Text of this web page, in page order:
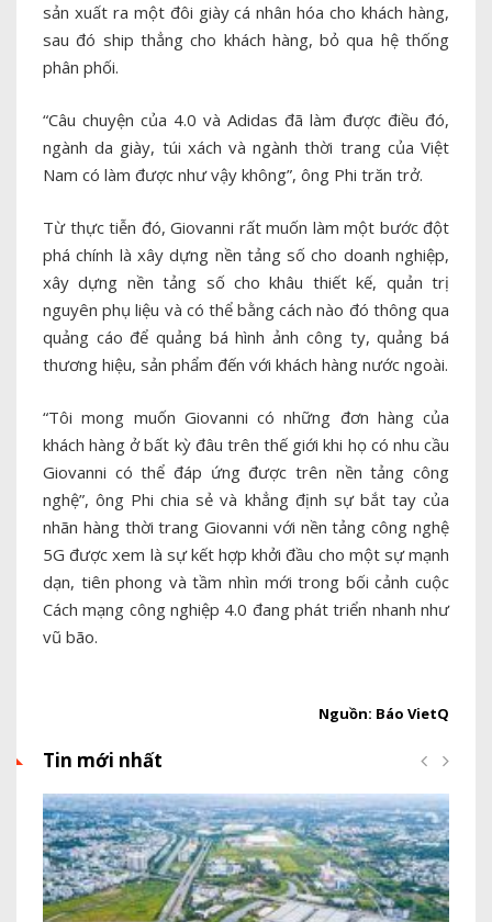
sản xuất ra một đôi giày cá nhân hóa cho khách hàng,
sau đó ship thẳng cho khách hàng, bỏ qua hệ thống
phân phối.
“Câu chuyện của 4.0 và Adidas đã làm được điều đó,
ngành da giày, túi xách và ngành thời trang của Việt
Nam có làm được như vậy không”, ông Phi trăn trở.
Từ thực tiễn đó, Giovanni rất muốn làm một bước đột
phá chính là xây dựng nền tảng số cho doanh nghiệp,
xây dựng nền tảng số cho khâu thiết kế, quản trị
nguyên phụ liệu và có thể bằng cách nào đó thông qua
quảng cáo để quảng bá hình ảnh công ty, quảng bá
thương hiệu, sản phẩm đến với khách hàng nước ngoài.
“Tôi mong muốn Giovanni có những đơn hàng của
khách hàng ở bất kỳ đâu trên thế giới khi họ có nhu cầu
Giovanni có thể đáp ứng được trên nền tảng công
nghệ”, ông Phi chia sẻ và khẳng định sự bắt tay của
nhãn hàng thời trang Giovanni với nền tảng công nghệ
5G được xem là sự kết hợp khởi đầu cho một sự mạnh
dạn, tiên phong và tầm nhìn mới trong bối cảnh cuộc
Cách mạng công nghiệp 4.0 đang phát triển nhanh như
vũ bão.
Nguồn: Báo VietQ
Tin mới nhất